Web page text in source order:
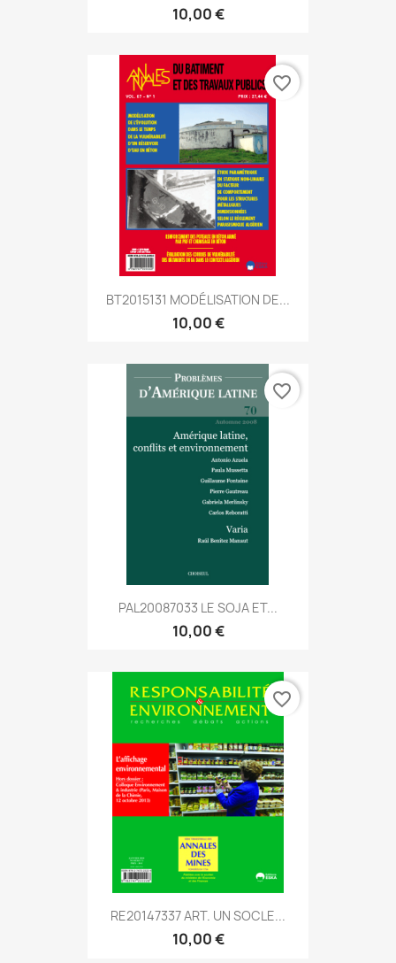
10,00 €
BT2015131 MODÉLISATION DE...
10,00 €
favorite_border
PAL20087033 LE SOJA ET...
10,00 €
favorite_border
RE20147337 ART. UN SOCLE...
10,00 €
favorite_border